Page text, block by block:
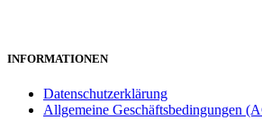
INFORMATIONEN
Datenschutzerklärung
Allgemeine Geschäftsbedingungen